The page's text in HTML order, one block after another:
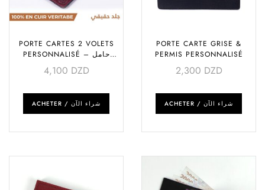
PORTE CARTES 2 VOLETS
PERSONNALISÉ – حامل
بطاقات
4,100 DZD
ACHETER / شراء الآن
PORTE CARTE GRISE &
PERMIS PERSONNALISÉ
2,300 DZD
ACHETER / شراء الآن